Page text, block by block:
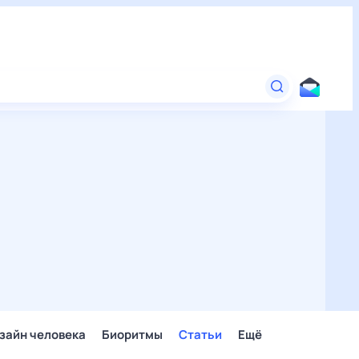
человека Биоритмы Статьи Ещё